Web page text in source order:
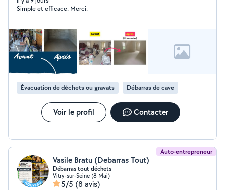
moment en toute urgence si vous avez besoin. Merci à
clarté chez vous en débarrassant. Merci
Simple et efficace. Merci.
Évacuation de déchets ou gravats Débarras de cave
Voir le profil Contacter
Auto-entrepreneur
Vasile Bratu (Debarras Tout)
Débarras tout déchets
Vitry-sur-Seine (8 Mai)
5/5 (8 avis)